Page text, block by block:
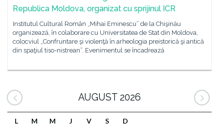
Republica Moldova, organizat cu sprijinul ICR
Institutul Cultural Român „Mihai Eminescu” de la Chişinău
organizează, în colaborare cu Universitatea de Stat din Moldova,
colocviul „Confruntare şi violenţă în arheologia preistorică şi antică
din spaţiul tiso-nistrean”. Evenimentul se încadrează
AUGUST 2026
L M M J V S D